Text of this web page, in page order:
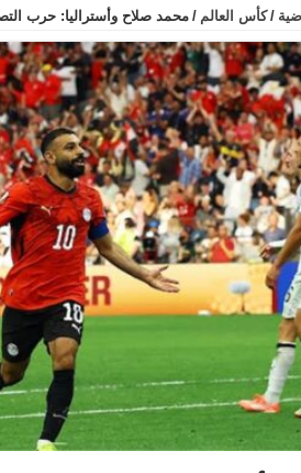
/ كأس العالم / محمد صلاح وأستراليا: حرب